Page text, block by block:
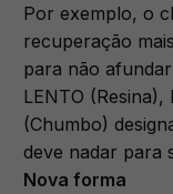
Por exemplo, o
recuperação
para não
LENTO (Resina),
(Chumbo)
deve nadar para
Nova forma